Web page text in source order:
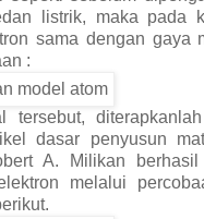
listrik, maka pada
sama dengan gaya
:
tersebut,
dasar penyusun
A. Milikan berhasil
melalui